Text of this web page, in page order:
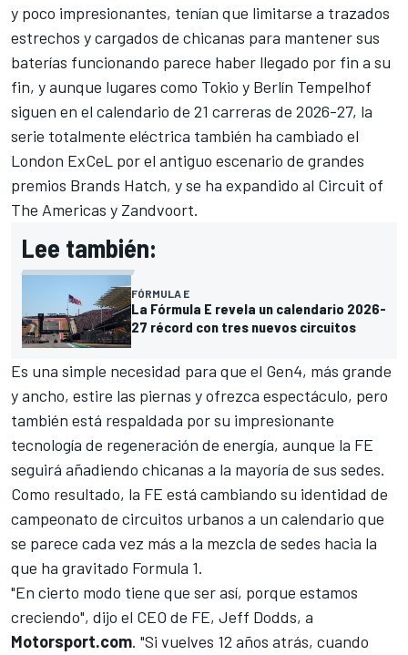
y poco impresionantes, tenían que limitarse a trazados
estrechos y cargados de chicanas para mantener sus
baterías funcionando parece haber llegado por fin a su
fin, y aunque lugares como Tokio y Berlín Tempelhof
siguen en el calendario de 21 carreras de 2026-27, la
serie totalmente eléctrica también ha cambiado el
London ExCeL por el antiguo escenario de grandes
premios Brands Hatch, y se ha expandido al Circuit of
The Americas y Zandvoort.
Lee también:
FÓRMULA E
La Fórmula E revela un calendario 2026-
27 récord con tres nuevos circuitos
Es una simple necesidad para que el Gen4, más grande
y ancho, estire las piernas y ofrezca espectáculo, pero
también está respaldada por su impresionante
tecnología de regeneración de energía, aunque la FE
seguirá añadiendo chicanas a la mayoría de sus sedes.
Como resultado, la FE está cambiando su identidad de
campeonato de circuitos urbanos a un calendario que
se parece cada vez más a la mezcla de sedes hacia la
que ha gravitado Formula 1.
"En cierto modo tiene que ser así, porque estamos
creciendo", dijo el CEO de FE, Jeff Dodds, a
Motorsport.com. "Si vuelves 12 años atrás, cuando